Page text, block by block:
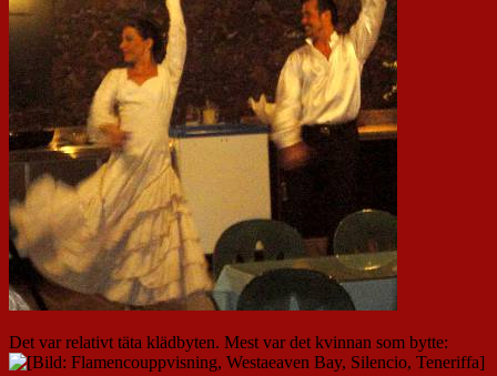
Det var relativt täta klädbyten. Mest var det kvinnan som bytte: